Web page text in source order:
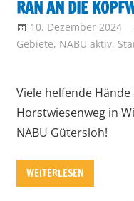
RAN AN DIE
10. Dezember 2024
Gebiete, NABU aktiv,
Viele helfende
Horstwiesenweg in
NABU Gütersloh!
WEITERLESEN